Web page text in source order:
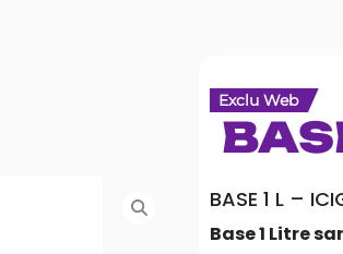
Exclu Web
BASE 1 L –
Base 1 Litre